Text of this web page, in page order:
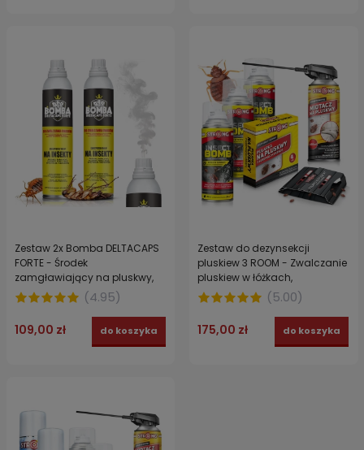
Zestaw 2x Bomba DELTACAPS
FORTE - Środek
zamgławiający na pluskwy,
karaluchy, pchły
(4.95)
109,00 zł do koszyka
Zestaw do dezynsekcji
pluskiew 3 ROOM - Zwalczanie
pluskiew w łóżkach,
materacach i lokalach z 3
pomieszczeniami
(5.00)
175,00 zł do koszyka